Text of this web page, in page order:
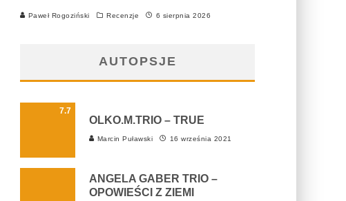
Paweł Rogoziński Recenzje 6 sierpnia 2026
AUTOPSJE
7.7
OLKO.M.TRIO – TRUE
Marcin Puławski 16 września 2021
ANGELA GABER TRIO –
OPOWIEŚCI Z ZIEMI